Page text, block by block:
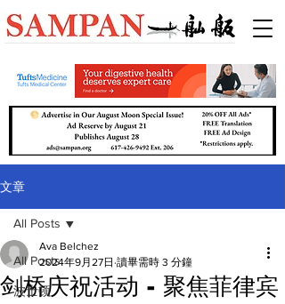
文章
All Posts
波士顿
All Posts
剑桥庆祝活动 - 聚焦菲律宾
Ava Belchez
2024年9月27日 讀畢需時 3 分鐘